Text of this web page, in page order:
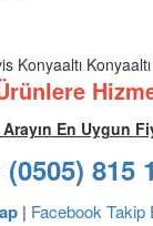
Konyaaltı Konyaaltı
En Uygun
(0505) 815
| Facebook Takip